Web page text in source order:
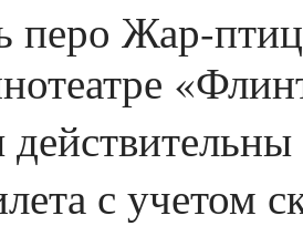
перо Жар-
с учетом